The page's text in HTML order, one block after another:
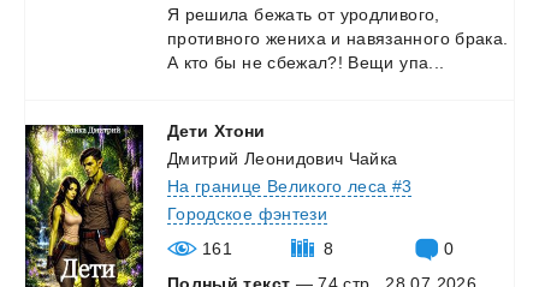
Я решила бежать от уродливого,
противного жениха и навязанного брака.
А кто бы не сбежал?! Вещи упа...
Дети Хтони
Дмитрий Леонидович Чайка
На границе Великого леса #3
Городское фэнтези
161
8
0